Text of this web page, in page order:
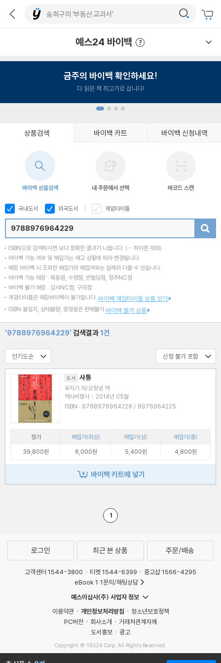
예스24 바이백
금주의 바이백 확인하세요!
다 읽은 책 최고가로 삽니다!
상품검색 바이백 카트 바이백 신청내역
바이백 상품검색 내 주문에서 선택 바코드 스캔
국내도서 외국도서 게임타이틀
ISBN으로 검색하시면 보다 정확한 결과가 나옵니다. ( - 하이픈 제외)
바이백 가능 여부 및 매입가는 재고 상황에 따라 변경됩니다.
매장 바이백 시 조회한 매입가와 매입여부는 실제와 다를 수 있습니다.
바이백 가능 매장 : 목동점, 수영점, 반월당점, 청주NC점
바이백 불가 매장 : 강서NC점, 구의점
게임타이틀은 매장바이백이 불가합니다. 바이백 게임타이틀 상품 보기
ISBN 불일치, 상태불량, 증정용은 판매불가 바이백 불가 상품
'9788976964229' 검색결과1건
도서 사통
유지기 저/오항녕 역
역사비평사 | 2014년 05월
ISBN : 9788976964229 / 8976964225
정가 매입가(최상) 매입가(상)
매입가(중)
39,800원
6,000원 5,400원 4,800원
바이백 카트에 넣기
1
로그인 최근 본 상품 주문/배송
고객센터 1544-3800 티켓 1544-6399
중고샵 1566-4295
eBook 1:1문의/채팅상담
예스이십사(주) 사업자 정보
이용약관
개인정보처리방침
청소년보호정책
PC버전
회사소개
거래처관계자께
도서홍보
광고
Copyright © YES24 Corp. All Rights Reserved.
MATOM5